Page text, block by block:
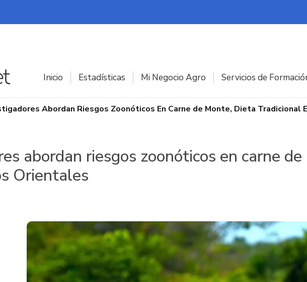
Inicio Estadísticas Mi Negocio Agro Servicios de
Abordan Riesgos Zoonóticos En Carne de Monte, Dieta Tradicional
abordan riesgos zoonóticos en carne
Orientales